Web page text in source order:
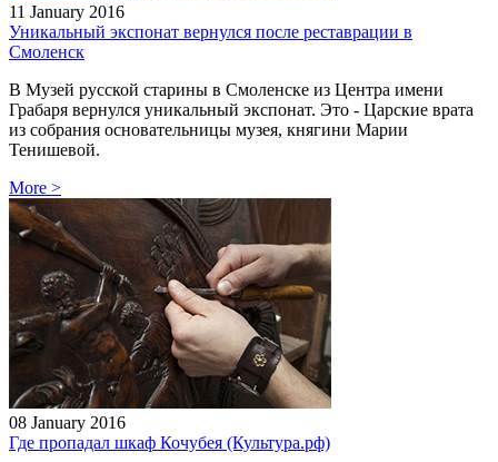
11 January 2016
Уникальный экспонат вернулся после реставрации в
Смоленск
В Музей русской старины в Смоленске из Центра имени
Грабаря вернулся уникальный экспонат. Это - Царские врата
из собрания основательницы музея, княгини Марии
Тенишевой.
More >
08 January 2016
Где пропадал шкаф Кочубея (Культура.рф)